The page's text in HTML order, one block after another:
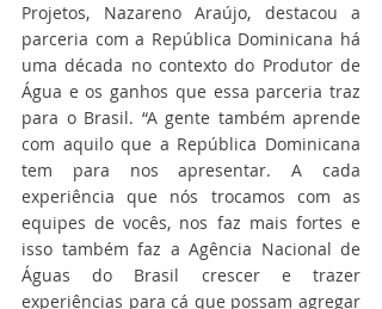
Projetos, Nazareno Araújo, destacou a
parceria com a República Dominicana há
uma década no contexto do Produtor de
Água e os ganhos que essa parceria traz
para o Brasil. “A gente também aprende
com aquilo que a República Dominicana
tem para nos apresentar. A cada
experiência que nós trocamos com as
equipes de vocês, nos faz mais fortes e
isso também faz a Agência Nacional de
Águas do Brasil crescer e trazer
experiências para cá que possam agregar